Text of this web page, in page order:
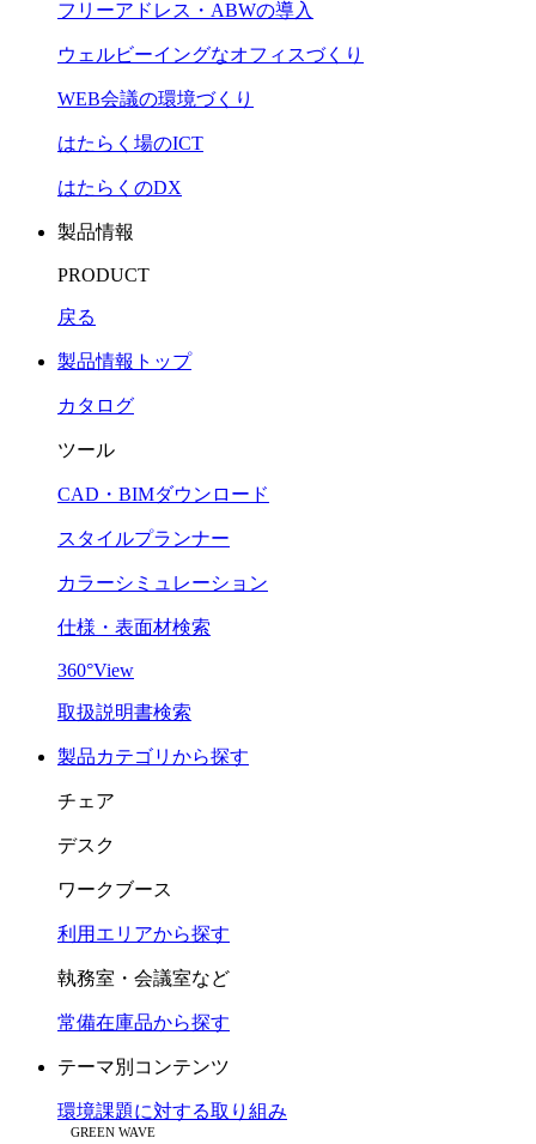
フリーアドレス・ABWの導入
ウェルビーイングなオフィスづくり
WEB会議の環境づくり
はたらく場のICT
はたらくのDX
製品情報
PRODUCT
戻る
製品情報トップ
カタログ
ツール
CAD・BIMダウンロード
スタイルプランナー
カラーシミュレーション
仕様・表面材検索
360°View
取扱説明書検索
製品カテゴリから探す
チェア
デスク
ワークブース
利用エリアから探す
執務室・会議室など
常備在庫品から探す
テーマ別コンテンツ
環境課題に対する取り組み
GREEN WAVE